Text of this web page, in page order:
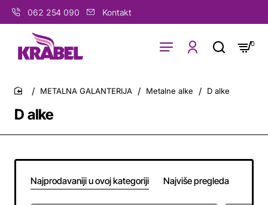
062 254 090 Kontakt
0
D alke
home
METALNA GALANTERIJA Metalne alke D alke
Najprodavaniji u ovoj kategoriji Najviše pregleda